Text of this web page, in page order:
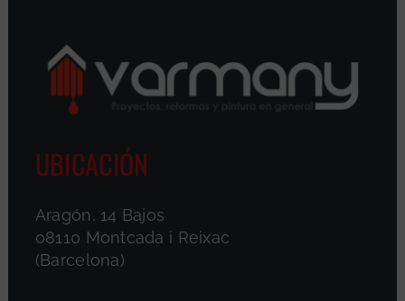
UBICACIÓN
Aragón, 14 Bajos
08110 Montcada i Reixac
(Barcelona)